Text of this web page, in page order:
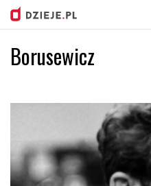
Borusewicz